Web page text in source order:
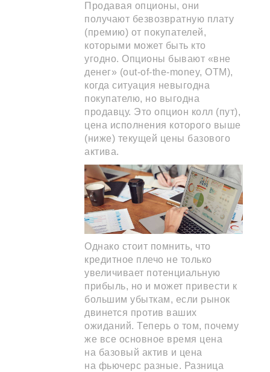
Продавая опционы, они
получают безвозвратную плату
(премию) от покупателей,
которыми может быть кто
угодно. Опционы бывают «вне
денег» (out-of-the-money, OTM),
когда ситуация невыгодна
покупателю, но выгодна
продавцу. Это опцион колл (пут),
цена исполнения которого выше
(ниже) текущей цены базового
актива.
Однако стоит помнить, что
кредитное плечо не только
увеличивает потенциальную
прибыль, но и может привести к
большим убыткам, если рынок
двинется против ваших
ожиданий. Теперь о том, почему
же все основное время цена
на базовый актив и цена
на фьючерс разные. Разница